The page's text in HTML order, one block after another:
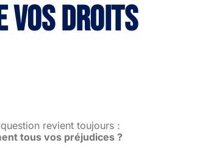
vos droits
revient toujours :
tous vos préjudices ?